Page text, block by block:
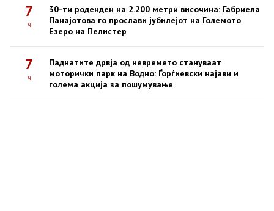
7
ч
30-ти роденден на 2.200 метри височина: Габриела
Панајотова го прослави јубилејот на Големото
Езеро на Пелистер
7
ч
Паднатите дрвја од невремето стануваат
моторички парк на Водно: Ѓорѓиевски најави и
голема акција за пошумување